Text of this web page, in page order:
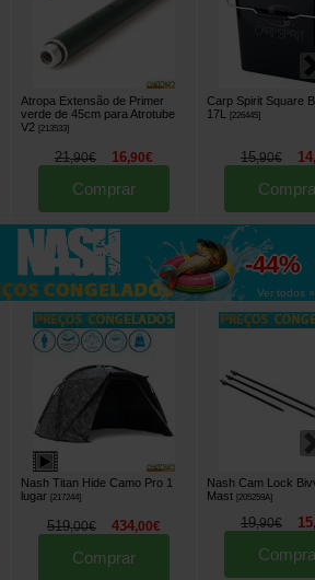
Atropa Extensão de Primer
verde de 45cm para Atrotube
V2 [213533]
21,90€ 16,90€
Comprar
Carp Spirit Square
17L
[226445]
15,90€ 14
até
-44%
Ver todos »
Nash Titan Hide Camo Pro 1
lugar [217244]
519,00€ 434,00€
Comprar
Nash Cam Lock
Mast [205259A]
19,90€ 15